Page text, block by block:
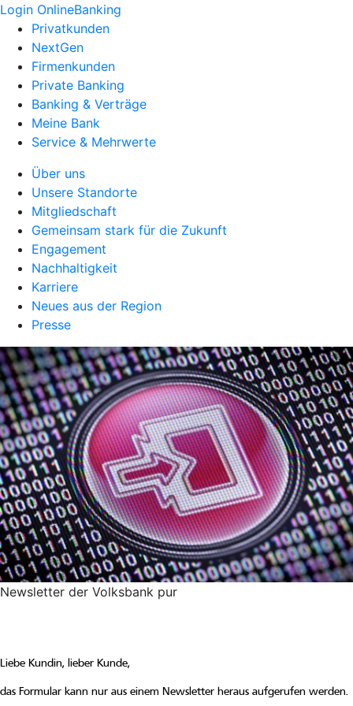
Login OnlineBanking
Privatkunden
NextGen
Firmenkunden
Private Banking
Banking & Verträge
Meine Bank
Service & Mehrwerte
Über uns
Unsere Standorte
Mitgliedschaft
Gemeinsam stark für die Zukunft
Engagement
Nachhaltigkeit
Karriere
Neues aus der Region
Presse
Newsletter der Volksbank pur